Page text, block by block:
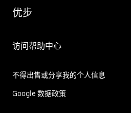
优步
访问帮助中心
不得出售或分享我的个人信息
Google 数据政策